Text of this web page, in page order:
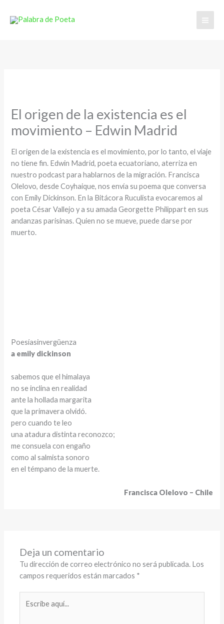
El origen de la existencia es el
movimiento – Edwin Madrid
El origen de la existencia es el movimiento, por lo tanto, el viaje
no tiene fin. Edwin Madrid, poeta ecuatoriano, aterriza en
nuestro podcast para hablarnos de la migración. Francisca
Olelovo, desde Coyhaique, nos envía su poema que conversa
con Emily Dickinson. En la Bitácora Ruculista evocaremos al
poeta César Vallejo y a su amada Georgette Philippart en sus
andanzas parisinas. Quien no se mueve, puede darse por
muerto.
Poesíasinvergüenza
a emily dickinson
sabemos que el himalaya
no se inclina en realidad
ante la hollada margarita
que la primavera olvidó.
pero cuando te leo
una atadura distinta reconozco;
me consuela con engaño
como al salmista sonoro
en el témpano de la muerte.
Francisca Olelovo – Chile
Deja un comentario
Tu dirección de correo electrónico no será publicada. Los
campos requeridos están marcados *
aquí...